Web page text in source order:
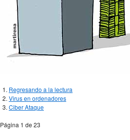
Regresando a la lectura
Virus en ordenadores
Ciber Ataque
Página 1 de 23